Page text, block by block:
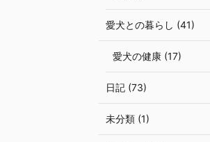
愛犬との暮らし (41)
愛犬の健康 (17)
日記 (73)
未分類 (1)